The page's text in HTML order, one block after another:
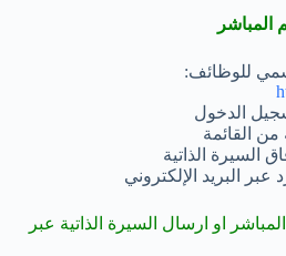
المباشر
للوظائف:
الدخول
من القائمة
السيرة الذاتية
عبر البريد الإلكتروني
او ارسال السيرة الذاتية عبر